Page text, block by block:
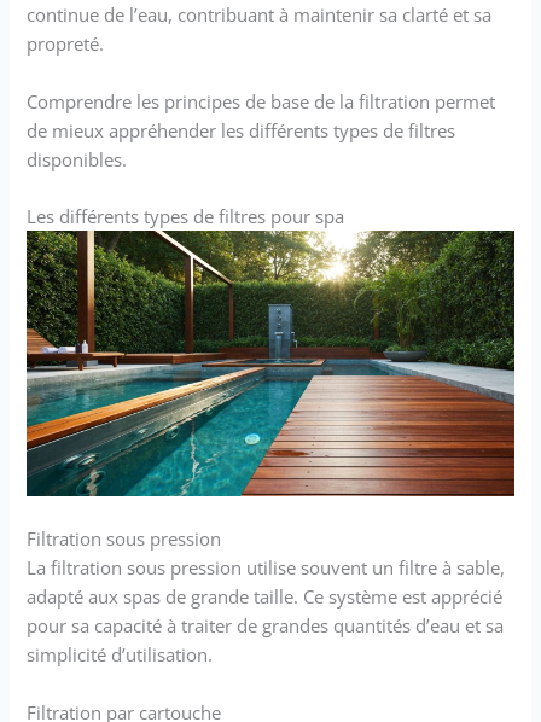
continue de l’eau, contribuant à maintenir sa clarté et sa
propreté.
Comprendre les principes de base de la filtration permet
de mieux appréhender les différents types de filtres
disponibles.
Les différents types de filtres pour spa
Filtration sous pression
La filtration sous pression utilise souvent un filtre à sable,
adapté aux spas de grande taille. Ce système est apprécié
pour sa capacité à traiter de grandes quantités d’eau et sa
simplicité d’utilisation.
Filtration par cartouche